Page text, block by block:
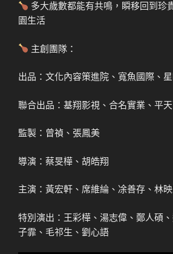
多大歲數都能有共鳴，瞬移回到珍
園生活
主創團隊：
出品：文化內容策進院、寬魚國際、
聯合出品：基翔影視、合名實業、平
監製：曾禎、張鳳美
導演：蔡旻樺、胡皓翔
主演：黃宏軒、席維綸、凃善存、林
特別演出：王彩樺、湯志偉、鄭人碩
子霏、毛祁生、劉心語